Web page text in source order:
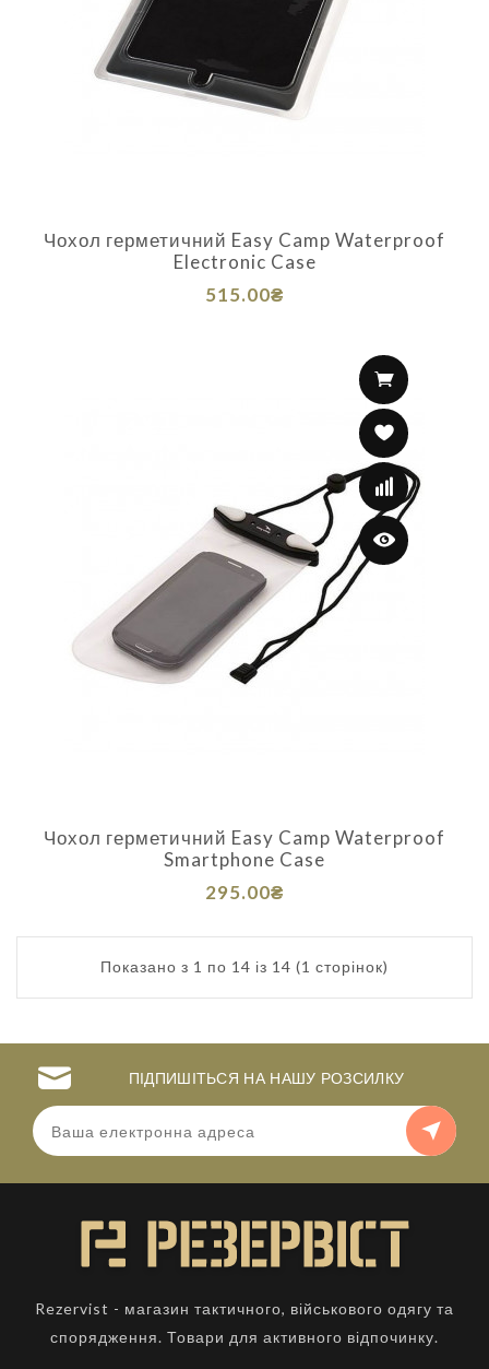
Чохол герметичний Easy Camp Waterproof
Electronic Case
515.00₴
Чохол герметичний Easy Camp Waterproof
Smartphone Case
295.00₴
Показано з 1 по 14 із 14 (1 сторінок)
ПІДПИШІТЬСЯ НА НАШУ РОЗСИЛКУ
Rezervist - магазин тактичного, військового одягу та
спорядження. Товари для активного відпочинку.